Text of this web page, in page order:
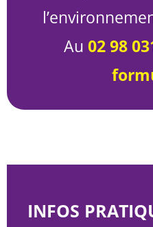
Au 02 98
INFOS